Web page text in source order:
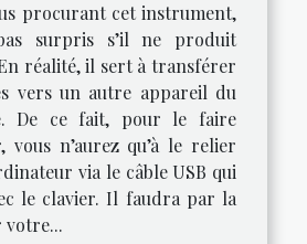
procurant cet instrument,
surpris s’il ne produit
réalité, il sert à transférer
vers un autre appareil du
De ce fait, pour le faire
vous n’aurez qu’à le relier
via le câble USB qui
le clavier. Il faudra par la
votre...